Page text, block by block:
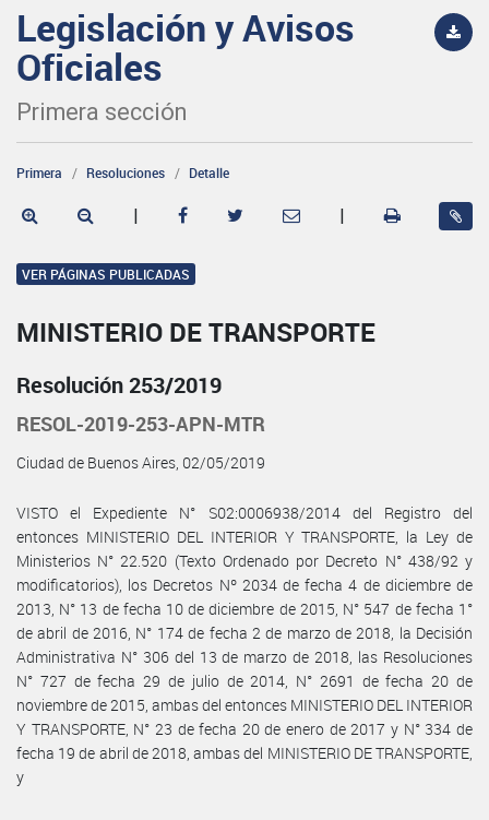
Legislación y Avisos
Oficiales
Primera sección
Primera Resoluciones Detalle
| |
VER PÁGINAS PUBLICADAS
MINISTERIO DE TRANSPORTE
Resolución 253/2019
RESOL-2019-253-APN-MTR
Ciudad de Buenos Aires, 02/05/2019
VISTO el Expediente N° S02:0006938/2014 del Registro del
entonces MINISTERIO DEL INTERIOR Y TRANSPORTE, la Ley de
Ministerios N° 22.520 (Texto Ordenado por Decreto N° 438/92 y
modificatorios), los Decretos Nº 2034 de fecha 4 de diciembre de
2013, N° 13 de fecha 10 de diciembre de 2015, N° 547 de fecha 1°
de abril de 2016, N° 174 de fecha 2 de marzo de 2018, la Decisión
Administrativa N° 306 del 13 de marzo de 2018, las Resoluciones
N° 727 de fecha 29 de julio de 2014, N° 2691 de fecha 20 de
noviembre de 2015, ambas del entonces MINISTERIO DEL INTERIOR
Y TRANSPORTE, N° 23 de fecha 20 de enero de 2017 y N° 334 de
fecha 19 de abril de 2018, ambas del MINISTERIO DE TRANSPORTE,
y